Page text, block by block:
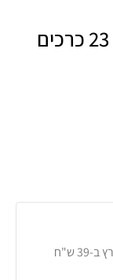
שליח עד הבית לכל רחבי הארץ ב-39 ש"ח